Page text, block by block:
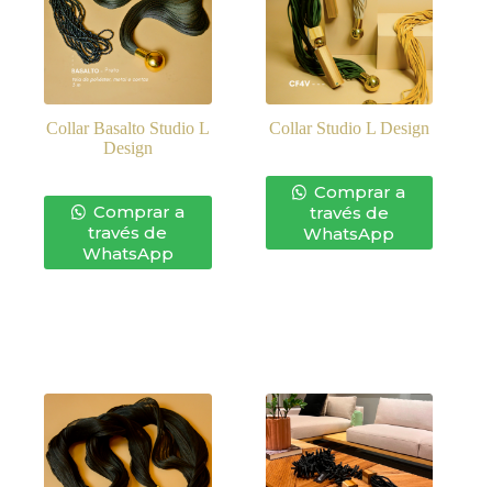
Collar Basalto Studio L
Design
Comprar a
través de
WhatsApp
Collar Studio L Design
Comprar a
través de
WhatsApp